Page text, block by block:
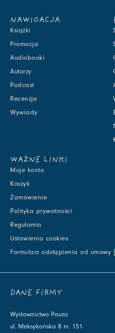
NAWIGACJA
Książki
Promocja
Audiobooki
Autorzy
Podcast
Recenzje
Wywiady
WAŻNE LINKI
Moje konto
Koszyk
Zamówienie
Polityka prywatności
Regulamin
Ustawienia cookies
Formularz odstąpienia od umowy
DANE FIRMY
Wydawnictwo Pauza
ul. Meksykańska 8 m. 151